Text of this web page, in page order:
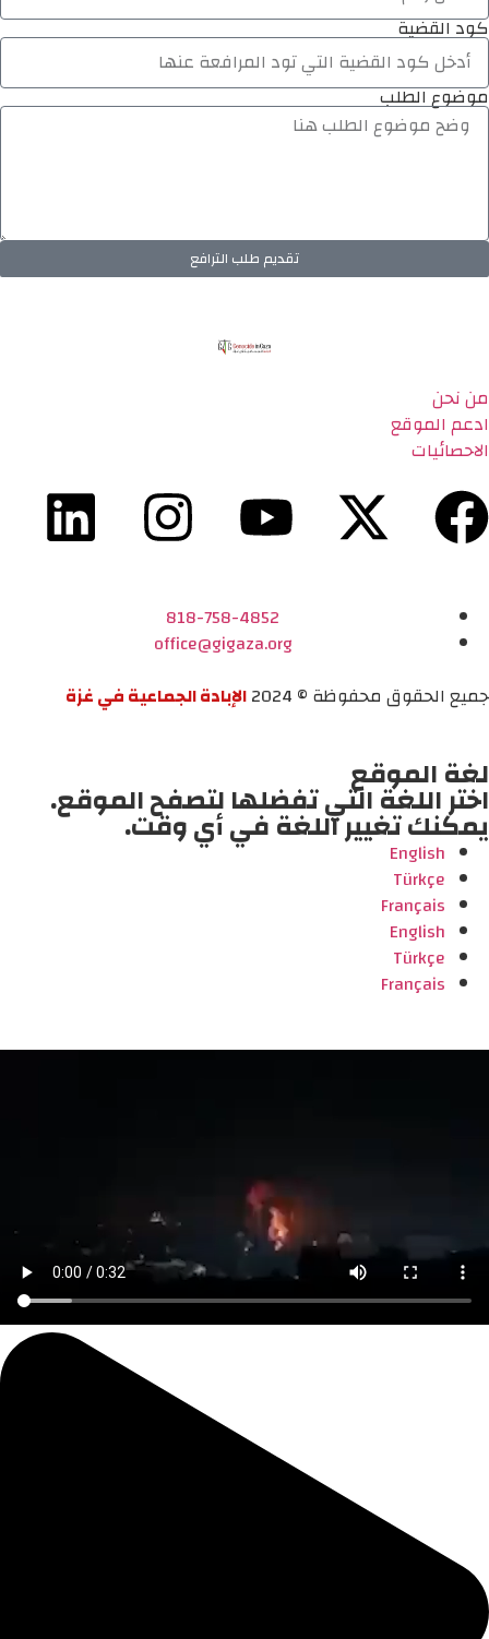
كود القضية
موضوع الطلب
تقديم طلب الترافع
من نحن
ادعم الموقع
الاحصائيات
818-758-4852
office@gigaza.org
جميع الحقوق محفوظة © 2024
الإبادة الجماعية في غزة
لغة الموقع
اختر اللغة التي تفضلها لتصفح الموقع.
يمكنك تغيير اللغة في أي وقت.
English
Türkçe
Français
English
Türkçe
Français